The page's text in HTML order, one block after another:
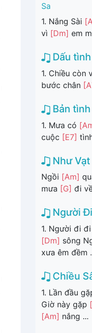
Sa
1. Nắng Sài
vì [Dm] em
Dấu
1. Chiều còn
bước chân
Bản
1. Mưa có
cuộc [E7]
Như
Ngồi [Am]
mưa [G] đi
Người
1. Người đi
[Dm] sông
xưa êm đềm
Chiều
1. Lần đầu
Giờ này gặp
[Am] nắng ...